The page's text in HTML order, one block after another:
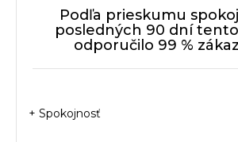
Podľa prieskumu
posledných 90 dní
odporučilo 99 %
+ Spokojnosť